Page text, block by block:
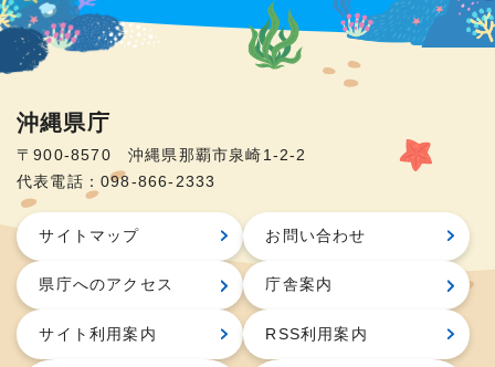
沖縄県庁
〒900-8570 沖縄県那覇市泉崎1-2-2
代表電話：098-866-2333
サイトマップ お問い合わせ
県庁へのアクセス 庁舎案内
サイト利用案内 RSS利用案内